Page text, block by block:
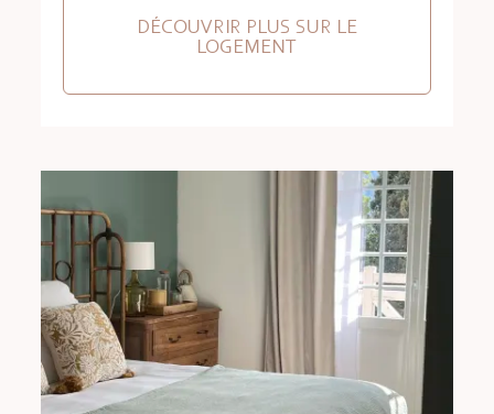
DÉCOUVRIR PLUS SUR LE
LOGEMENT